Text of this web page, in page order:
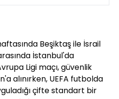
Beşiktaş ile İsrail
İstanbul'da
Ligi maçı, güvenlik
alınırken, UEFA futbolda
çifte standart bir